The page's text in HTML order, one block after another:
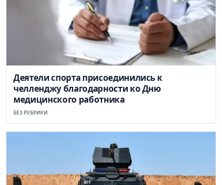
Деятели спорта присоединились к
челленджу благодарности ко Дню
медицинского работника
БЕЗ РУБРИКИ